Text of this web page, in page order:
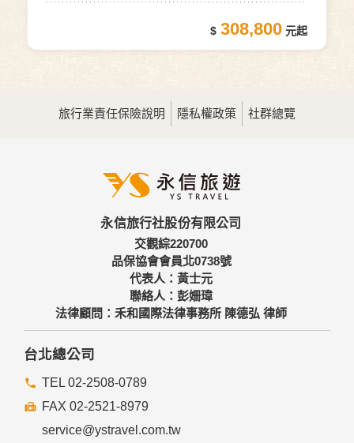
308,800
旅行業責任保險說明 隱私權政策 社群總覽
永信旅行社股份有限公司
交觀綜220700
品保協會會員北0738號
代表人：黃士元
聯絡人：彭姍瑋
法律顧問：禾和國際法律事務所 陳德弘 律師
台北總公司
TEL 02-2508-0789
FAX 02-2521-8979
service@ystravel.com.tw